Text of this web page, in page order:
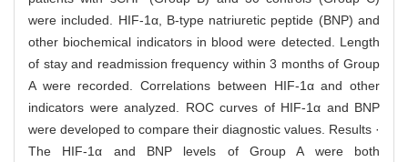
were included. HIF-1α, B-type natriuretic peptide (BNP) and
other biochemical indicators in blood were detected. Length
of stay and readmission frequency within 3 months of Group
A were recorded. Correlations between HIF-1α and other
indicators were analyzed. ROC curves of HIF-1α and BNP
were developed to compare their diagnostic values. Results ·
The HIF-1α and BNP levels of Group A were both